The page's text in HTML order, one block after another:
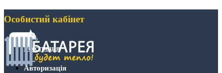
Особистий кабінет
Реєстрація
Авторизація